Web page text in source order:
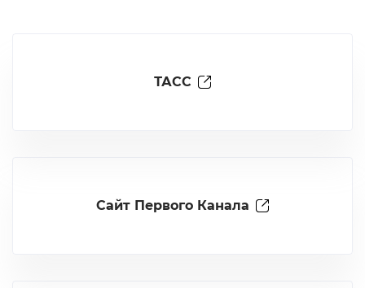
ТАСС
Сайт Первого Канала